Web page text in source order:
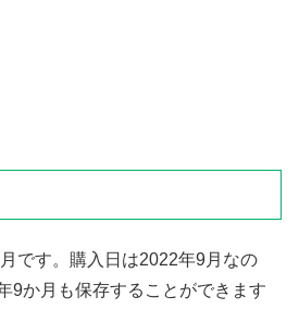
です。購入日は2022年9月なの
9か月も保存することができます